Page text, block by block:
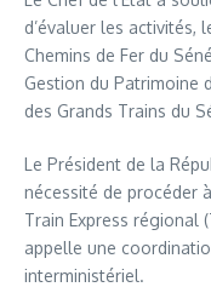
d’évaluer les activités,
Chemins de Fer du
Gestion du Patrimoine
des Grands Trains du
Le Président de la
nécessité de procéder
Train Express régional
appelle une
interministériel.